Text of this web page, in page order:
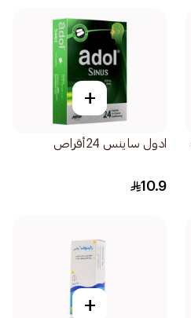
+
ادول ساينس 24أقراص
10.9
+